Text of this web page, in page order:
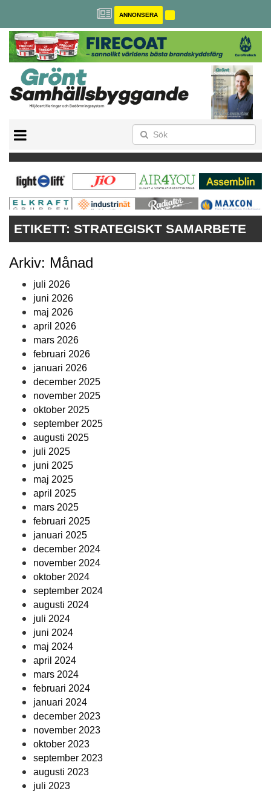
ANNONSERA
MILJÖBYGGNAD
NOLLCO2
CITYLAB
GREENBUILDING
ANNONSERA
ETIKETT: STRATEGISKT SAMARBETE
Arkiv: Månad
juli 2026
juni 2026
maj 2026
april 2026
mars 2026
februari 2026
januari 2026
december 2025
november 2025
oktober 2025
september 2025
augusti 2025
juli 2025
juni 2025
maj 2025
april 2025
mars 2025
februari 2025
januari 2025
december 2024
november 2024
oktober 2024
september 2024
augusti 2024
juli 2024
juni 2024
maj 2024
april 2024
mars 2024
februari 2024
januari 2024
december 2023
november 2023
oktober 2023
september 2023
augusti 2023
juli 2023